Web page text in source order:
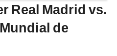
Real Madrid vs.
de